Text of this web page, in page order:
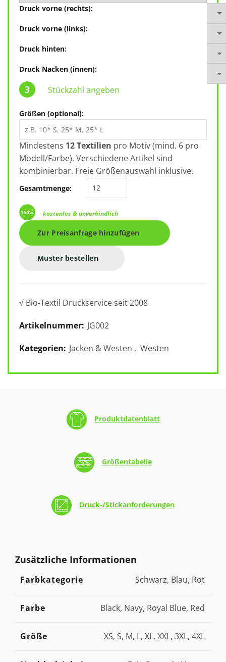
Druck vorne (rechts):
Druck vorne (links):
Druck hinten:
Druck Nacken (innen):
Stückzahl angeben
Größen (optional):
Mindestens 12 Textilien pro Motiv (mind. 6 pro
Modell/Farbe). Verschiedene Artikel sind
kombinierbar. Freie Größenauswahl inklusive.
Gesamtmenge:
kostenlos & unverbindlich
Muster bestellen
√ Bio-Textil Druckservice seit 2008
Artikelnummer: JG002
Kategorien: Jacken & Westen , Westen
Produktdatenblatt
Größentabelle
Druck-/Stickanforderungen
Zusätzliche Informationen
Farbkategorie Schwarz, Blau, Rot
Farbe Black, Navy, Royal Blue, Red
Größe XS, S, M, L, XL, XXL, 3XL, 4XL